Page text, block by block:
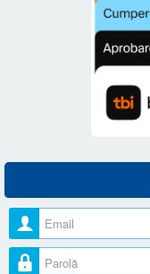
Nume utilizator
Parolă